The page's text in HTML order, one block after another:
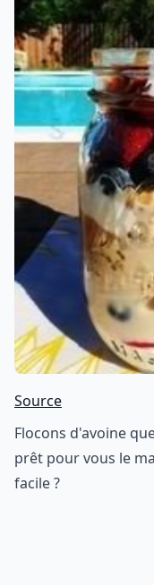
Source
Flocons d'avoine
prêt pour vous le
facile ?